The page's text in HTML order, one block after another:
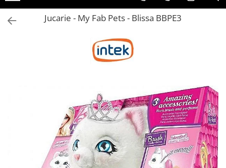
Extensii boardgames
Card Games (jocuri cu carti)
Jocuri pentru toata familia
Jocuri cu miniaturi
Final Girl - solo game
Jucarie - My Fab Pets - Blissa BBPE3